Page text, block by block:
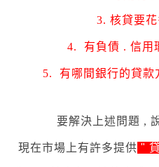
3. 核貸要
4. 有負債 . 信用
5. 有哪間銀行的貸款
要解決上述問題 ,
現在市場上有許多提供 "